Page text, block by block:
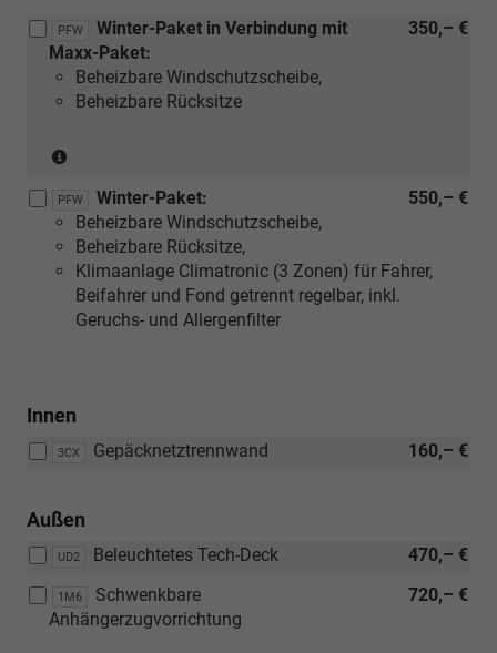
Software-
Update
freigeschaltet.
Die
setztaktive
Skoda
Connect-
Dienste
voraus.
Paket)
PFW 350,– €
Winter-Paket in Verbindung mit
Maxx-Paket:
Beheizbare Windschutzscheibe,
Beheizbare Rücksitze
Verbindung
mit:
[WAE]
Maxx-
Paket)
PFW 550,– €
Winter-Paket:
Beheizbare Windschutzscheibe,
Beheizbare Rücksitze,
Klimaanlage Climatronic (3 Zonen) für Fahrer,
Beifahrer und Fond getrennt regelbar, inkl.
Geruchs- und Allergenfilter
Innen
3CX 160,– €
Gepäcknetztrennwand
Außen
UD2 470,– €
Beleuchtetes Tech-Deck
1M6 720,– €
Schwenkbare
Anhängerzugvorrichtung